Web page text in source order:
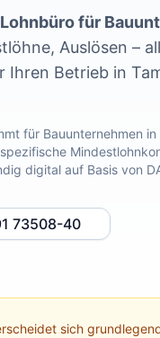
Lohnbüro für
Auslösen –
Ihren Betrieb in
für Bauunternehmen in
digital auf Basis von
73508-40
sich